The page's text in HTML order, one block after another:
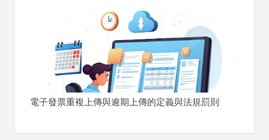
電子發票重複上傳與逾期上傳的定義與法規罰則